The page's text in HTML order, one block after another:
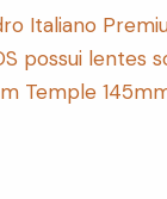
Italiano
possui